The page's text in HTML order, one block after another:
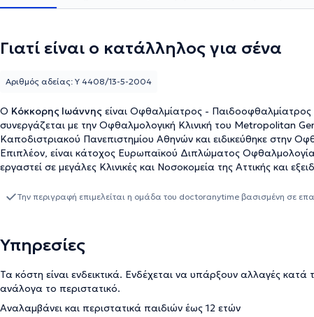
Γιατί είναι ο κατάλληλος για σένα
Ο Κόκκορης Ιωάννης είναι Οφθαλμίατρος - Παιδοοφθαλμίατρος
συνεργάζεται με την Οφθαλμολογική Κλινική του Metropolitan
Καποδιστριακού Πανεπιστημίου Αθηνών και ειδικεύθηκε στην
Επιπλέον, είναι κάτοχος Ευρωπαϊκού Διπλώματος
εργαστεί σε μεγάλες Κλινικές και Νοσοκομεία της Αττικής και
Αριθμός αδείας: Υ 4408/13-5-2004
Την περιγραφή επιμελείται η ομάδα του doctoranytime βασισμένη σε
Υπηρεσίες
Τα κόστη είναι ενδεικτικά. Ενδέχεται να υπάρξουν αλλαγές κατά
ανάλογα το περιστατικό.
Αναλαμβάνει και περιστατικά παιδιών έως 12 ετών